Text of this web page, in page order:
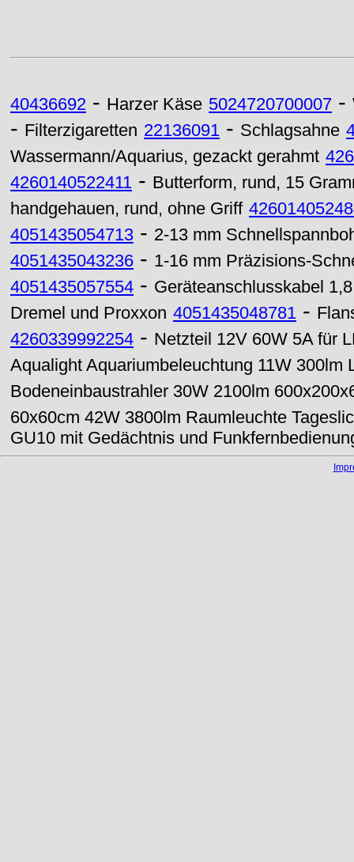
40436692 - Harzer Käse 5024720700007 -
- Filterzigaretten 22136091 - Schlagsahne
Wassermann/Aquarius, gezackt gerahmt
4260140522411 - Butterform, rund, 15
handgehauen, rund, ohne Griff
4051435054713 - 2-13 mm
4051435043236 - 1-16 mm Präzisions-
4051435057554 - Geräteanschlusskabel
Dremel und Proxxon 4051435048781 -
4260339992254 - Netzteil 12V 60W 5A für
Aqualight Aquariumbeleuchtung 11W 300lm
Bodeneinbaustrahler 30W 2100lm
60x60cm 42W 3800lm Raumleuchte
GU10 mit Gedächtnis und